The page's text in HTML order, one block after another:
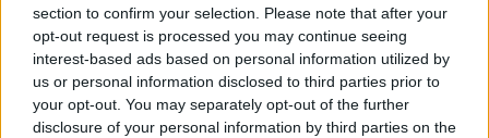
section to confirm your selection. Please note that after your
opt-out request is processed you may continue seeing
interest-based ads based on personal information utilized by
us or personal information disclosed to third parties prior to
your opt-out. You may separately opt-out of the further
disclosure of your personal information by third parties on the